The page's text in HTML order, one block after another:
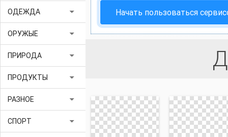
ОДЕЖДА arrow_drop_down
ОРУЖЫЕ arrow_drop_down
ПРИРОДА arrow_drop_down
ПРОДУКТЫ arrow_drop_down
РАЗНОЕ arrow_drop_down
СПОРТ arrow_drop_down
Начать пользоваться